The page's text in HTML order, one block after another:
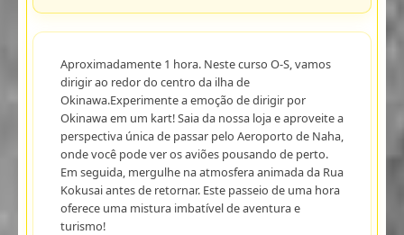
Aproximadamente 1 hora. Neste curso O-S, vamos
dirigir ao redor do centro da ilha de
Okinawa.Experimente a emoção de dirigir por
Okinawa em um kart! Saia da nossa loja e aproveite a
perspectiva única de passar pelo Aeroporto de Naha,
onde você pode ver os aviões pousando de perto.
Em seguida, mergulhe na atmosfera animada da Rua
Kokusai antes de retornar. Este passeio de uma hora
oferece uma mistura imbatível de aventura e
turismo!